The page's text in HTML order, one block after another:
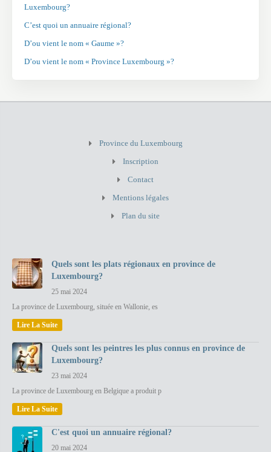
Luxembourg?
C’est quoi un annuaire régional?
D’ou vient le nom « Gaume »?
D’ou vient le nom « Province Luxembourg »?
Province du Luxembourg
Inscription
Contact
Mentions légales
Plan du site
Quels sont les plats régionaux en province de
Luxembourg?
25 mai 2024
La province de Luxembourg, située en Wallonie, es
Lire La Suite
Quels sont les peintres les plus connus en province de
Luxembourg?
23 mai 2024
La province de Luxembourg en Belgique a produit p
Lire La Suite
C'est quoi un annuaire régional?
20 mai 2024